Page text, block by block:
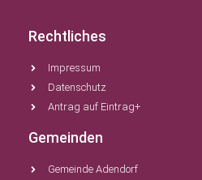
Rechtliches
Impressum
Datenschutz
Antrag auf Eintrag+
Gemeinden
Gemeinde Adendorf